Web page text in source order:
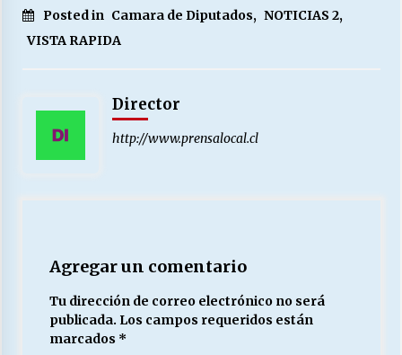
Posted in Camara de Diputados, NOTICIAS 2,
VISTA RAPIDA
Director
http://www.prensalocal.cl
Agregar un comentario
Tu dirección de correo electrónico no será
publicada. Los campos requeridos están
marcados *